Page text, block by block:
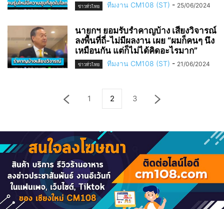
ข่าวทั่วไทย ทีมงาน CM108 (ST) - 25/06/2024
นายกฯ ยอมรับรำคาญบ้าง เสียงวิจารณ์
ลงพื้นที่ถี่-ไม่มีผลงาน เผย “ผมก็คนๆ นึง
เหมือนกัน แต่ก็ไม่ได้คิดอะไรมาก”
ข่าวทั่วไทย ทีมงาน CM108 (ST) - 21/06/2024
1 2 3